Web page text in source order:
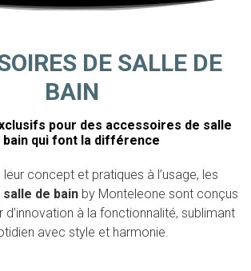
DE SALLE DE
BAIN
pour des accessoires de salle
bain qui font la différence
leur concept et pratiques à l’usage, les
de bain by Monteleone sont conçus
d’innovation à la fonctionnalité, sublimant
avec style et harmonie.